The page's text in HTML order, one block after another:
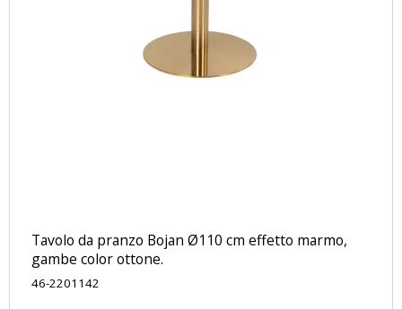
Tavolo da pranzo Bojan Ø110 cm effetto marmo,
gambe color ottone.
46-2201142